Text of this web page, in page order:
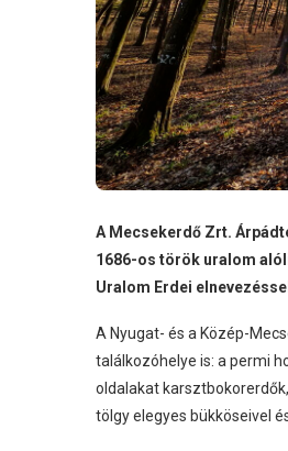
A Mecsekerdő Zrt.
1686-os török uralom
Uralom Erdei
A Nyugat- és a Közép-
találkozóhelye is: a permi
oldalakat
tölgy elegyes bükköseivel